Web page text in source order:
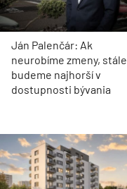
Ján Palenčár: Ak
neurobíme zmeny, stále
budeme najhorší v
dostupnosti bývania